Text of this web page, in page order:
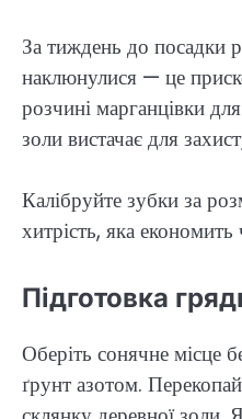
За тиждень до посадки
наклюнулися — це
розчині марганцівки
золи вистачає для
Калібруйте зубки за
хитрість, яка
Підготовка
Оберіть сонячне місце
ґрунт азотом.